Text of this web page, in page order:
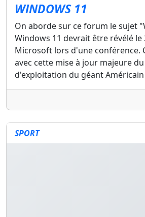
WINDOWS 11
On aborde sur ce forum le sujet
Windows 11 devrait être révélé le
Microsoft lors d'une conférence.
avec cette mise à jour majeure
d'exploitation du géant Américain
SPORT